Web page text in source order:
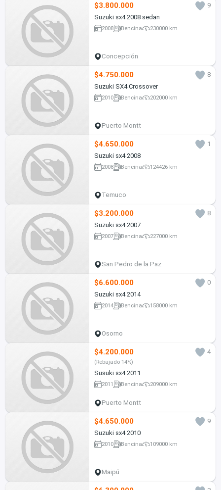
$3.800.000
9
Suzuki sx4 2008 sedan
2008 Bencina 230000 km
Concepción
$4.750.000
8
Suzuki SX4 Crossover
2010 Bencina 202000 km
Puerto Montt
$4.650.000
1
Suzuki sx4 2008
2008 Bencina 124426 km
Temuco
$3.200.000
8
Suzuki sx4 2007
2007 Bencina 227000 km
San Pedro de la Paz
$6.600.000
0
Suzuki sx4 2014
2014 Bencina 158000 km
Osorno
$4.200.000 4
(Rebajado 14%)
Susuki sx4 2011
2011 Bencina 209000 km
Puerto Montt
$4.650.000
9
Suzuki sx4 2010
2010 Bencina 109000 km
Maipú